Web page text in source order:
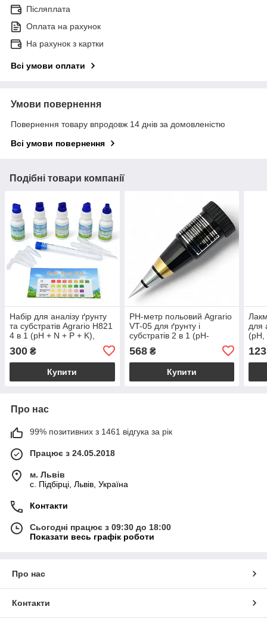
Післяплата
Оплата на рахунок
На рахунок з картки
Всі умови оплати
Умови повернення
Повернення товару впродовж 14 днів за домовленістю
Всі умови повернення
Подібні товари компанії
Набір для аналізу ґрунту
та субстратів Agrario H821
4 в 1 (рH + N + P + K),
300 ₴
Купити
РН-метр польовий Agrario
VT-05 для ґрунту і
субстратів 2 в 1 (рН-
568₴
Купити
для
(рН,
123
Про нас
99% позитивних з 1461 відгука за рік
Працює з 24.05.2018
м. Львів
c. Підбірці, Львів, Україна
Контакти
Сьогодні працює з 09:30 до 18:00
Показати весь графік роботи
Про нас
Контакти